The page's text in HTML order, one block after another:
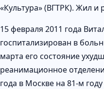
«Культура» (ВГТРК). Жил и
15 февраля 2011 года
госпитализирован в
марта его состояние
реанимационное
года в Москве на 81-м